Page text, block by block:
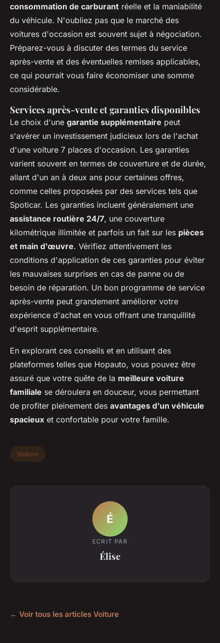
consommation de carburant réelle et la maniabilité
du véhicule. N'oubliez pas que le marché des
voitures d'occasion est souvent sujet à négociation.
Préparez-vous à discuter des termes du service
après-vente et des éventuelles remises applicables,
ce qui pourrait vous faire économiser une somme
considérable.
Services après-vente et garanties disponibles
Le choix d'une garantie supplémentaire peut
s'avérer un investissement judicieux lors de l'achat
d'une voiture 7 places d'occasion. Les garanties
varient souvent en termes de couverture et de durée,
allant d'un an à deux ans pour certaines offres,
comme celles proposées par des services tels que
Spoticar. Les garanties incluent généralement une
assistance routière 24/7, une couverture
kilométrique illimitée et parfois un fait sur les pièces
et main d'œuvre. Vérifiez attentivement les
conditions d'application de ces garanties pour éviter
les mauvaises surprises en cas de panne ou de
besoin de réparation. Un bon programme de service
après-vente peut grandement améliorer votre
expérience d'achat en vous offrant une tranquillité
d'esprit supplémentaire.
En explorant ces conseils et en utilisant des
plateformes telles que Hopauto, vous pouvez être
assuré que votre quête de la meilleure voiture
familiale se déroulera en douceur, vous permettant
de profiter pleinement des avantages d'un véhicule
spacieux et confortable pour votre famille.
Voiture
É
ECRIT PAR
Élise
← Voir tous les articles Voiture